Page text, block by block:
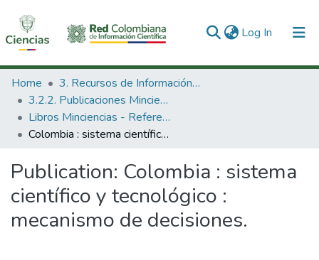
Log In (current)
Communities & Collections
All of DSpace
Statistics
Home
3. Recursos de Información Científica y Tecnológica
3.2.2. Publicaciones Minciencias
Libros Minciencias - Referenciales
Colombia : sistema científico y tecnológico : mecanismo de decisiones.
Publication: Colombia : sistema
científico y tecnológico :
mecanismo de decisiones.